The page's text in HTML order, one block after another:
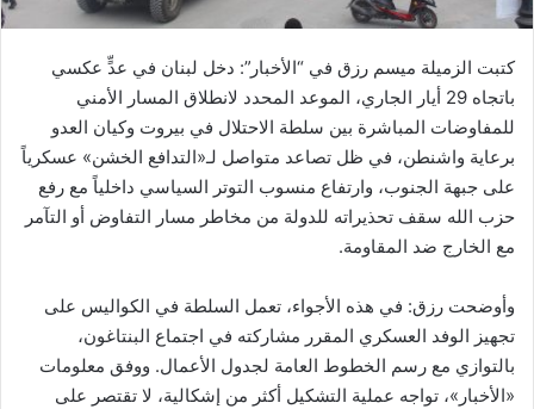
كتبت الزميلة ميسم رزق في “الأخبار”: دخل لبنان في عدٍّ عكسي
باتجاه 29 أيار الجاري، الموعد المحدد لانطلاق المسار الأمني
للمفاوضات المباشرة بين سلطة الاحتلال في بيروت وكيان العدو
برعاية واشنطن، في ظل تصاعد متواصل لـ«التدافع الخشن» عسكرياً
على جبهة الجنوب، وارتفاع منسوب التوتر السياسي داخلياً مع رفع
حزب الله سقف تحذيراته للدولة من مخاطر مسار التفاوض أو التآمر
مع الخارج ضد المقاومة.
وأوضحت رزق: في هذه الأجواء، تعمل السلطة في الكواليس على
تجهيز الوفد العسكري المقرر مشاركته في اجتماع البنتاغون،
بالتوازي مع رسم الخطوط العامة لجدول الأعمال. ووفق معلومات
«الأخبار»، تواجه عملية التشكيل أكثر من إشكالية، لا تقتصر على